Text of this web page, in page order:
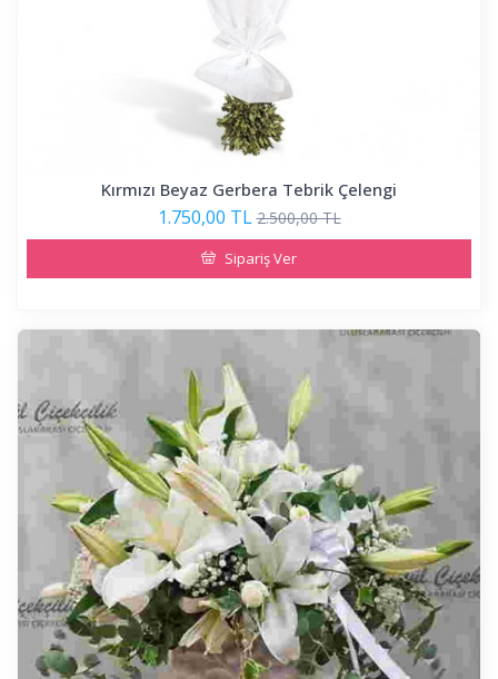
Kırmızı Beyaz Gerbera Tebrik Çelengi
1.750,00 TL 2.500,00 TL
Sipariş Ver